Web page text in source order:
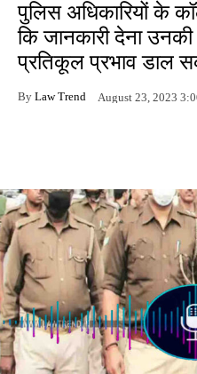
पुलिस अधिकारियों के
कि जानकारी देना उनकी
प्रतिकूल प्रभाव डाल
By Law Trend August 23, 2023